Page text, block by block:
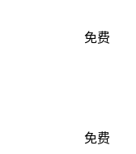
免费
免费